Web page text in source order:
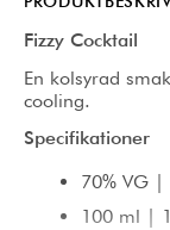
Fizzy Cocktail
En kolsyrad
cooling.
Specifikationer
70% VG |
100 ml |